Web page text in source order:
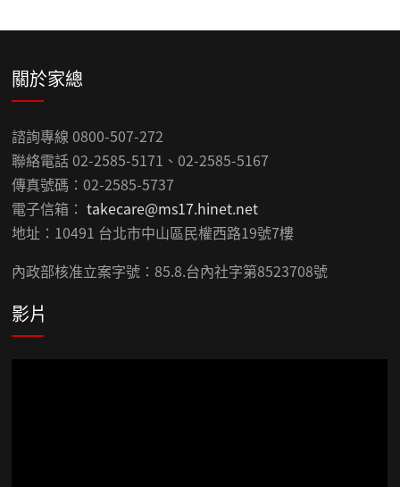
關於家總
諮詢專線 0800-507-272
聯絡電話 02-2585-5171、02-2585-5167
傳真號碼：02-2585-5737
電子信箱：takecare@ms17.hinet.net
地址：10491 台北市中山區民權西路19號7樓
內政部核准立案字號：85.8.台內社字第8523708號
影片